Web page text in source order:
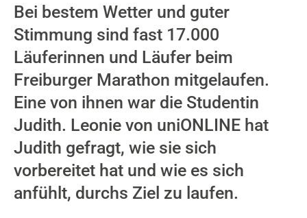
Bei bestem Wetter und guter
Stimmung sind fast 17.000
Läuferinnen und Läufer beim
Freiburger Marathon mitgelaufen.
Eine von ihnen war die Studentin
Judith. Leonie von uniONLINE hat
Judith gefragt, wie sie sich
vorbereitet hat und wie es sich
anfühlt, durchs Ziel zu laufen.